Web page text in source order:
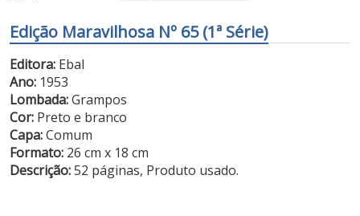
Edição Maravilhosa Nº 65 (1ª Série)
Editora: Ebal
Ano: 1953
Lombada:Grampos
Cor: Preto e branco
Capa:Comum
Formato: 26 cm x 18 cm
Descrição:52 páginas, Produto usado.